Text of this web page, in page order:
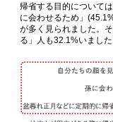
帰省する目的について
に会わせるため」
が多く見られました。
る」人も32.1%いました